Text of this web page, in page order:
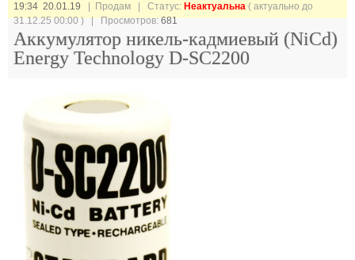
19:34 20.01.19 | Продам | Статус: Неактуальна ( актуально до
31.12.25 00:00 ) | Просмотров:681
Аккумулятор никель-кадмиевый (NiCd)
Energy Technology D-SC2200